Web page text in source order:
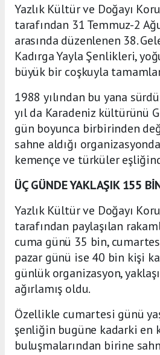
Yazlık Kültür ve Doğayı
tarafından 31 Temmuz-2
arasında düzenlenen 38.
Kadırga Yayla Şenlikleri,
büyük bir coşkuyla
1988 yılından bu yana
yıl da Karadeniz kültürünü
gün boyunca birbirinden
sahne aldığı
kemençe ve türküler
ÜÇ GÜNDE YAKLAŞIK 155
Yazlık Kültür ve Doğayı
tarafından paylaşılan
cuma günü 35 bin,
pazar günü ise 40 bin kişi
günlük organizasyon,
ağırlamış oldu.
Özellikle cumartesi günü
şenliğin bugüne kadarki en
buluşmalarından birine